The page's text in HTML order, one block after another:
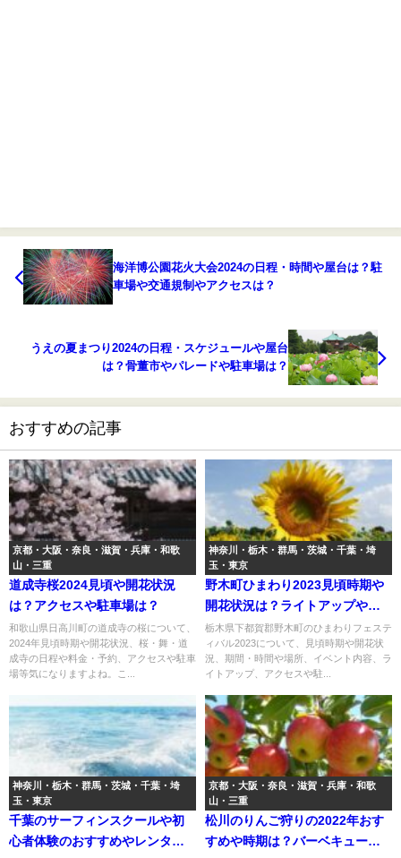
海洋博公園花火大会2024の日程・時間や屋台は？駐
車場や交通規制やアクセスは？
うえの夏まつり2024の日程・スケジュールや屋台
は？骨董市やパレードや駐車場は？
おすすめの記事
京都・大阪・奈良・滋賀・兵庫・和歌
山・三重
道成寺桜2024見頃や開花状況
は？アクセスや駐車場は？
和歌山県日高川町の道成寺の桜について、
2024年見頃時期や開花状況、桜・舞・道
成寺の日程や料金・予約、アクセスや駐車
場等気になりますよね。こ...
神奈川・栃木・群馬・茨城・千葉・埼
玉・東京
野木町ひまわり2023見頃時期や
開花状況は？ライトアップやア
クセスや駐車場は？
栃木県下都賀郡野木町のひまわりフェステ
ィバル2023について、見頃時期や開花状
況、期間・時間や場所、イベント内容、ラ
イトアップ、アクセスや駐...
神奈川・栃木・群馬・茨城・千葉・埼
玉・東京
千葉のサーフィンスクールや初
心者体験のおすすめやレンタル
京都・大阪・奈良・滋賀・兵庫・和歌
山・三重
松川のりんご狩りの2022年おす
すめや時期は？バーベキューの